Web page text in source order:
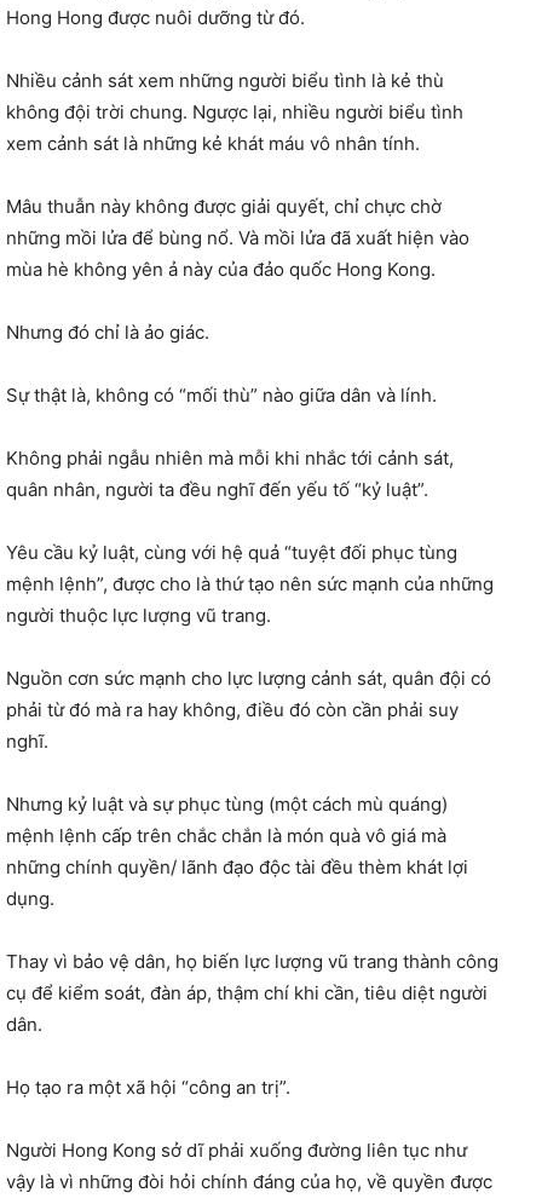
Hong Hong được nuôi dưỡng từ đó.
Nhiều cảnh sát xem những người biểu tình là kẻ thù
không đội trời chung. Ngược lại, nhiều người biểu tình
xem cảnh sát là những kẻ khát máu vô nhân tính.
Mâu thuẫn này không được giải quyết, chỉ chực chờ
những mồi lửa để bùng nổ. Và mồi lửa đã xuất hiện vào
mùa hè không yên ả này của đảo quốc Hong Kong.
Nhưng đó chỉ là ảo giác.
Sự thật là, không có “mối thù” nào giữa dân và lính.
Không phải ngẫu nhiên mà mỗi khi nhắc tới cảnh sát,
quân nhân, người ta đều nghĩ đến yếu tố “kỷ luật”.
Yêu cầu kỷ luật, cùng với hệ quả “tuyệt đối phục tùng
mệnh lệnh”, được cho là thứ tạo nên sức mạnh của những
người thuộc lực lượng vũ trang.
Nguồn cơn sức mạnh cho lực lượng cảnh sát, quân đội có
phải từ đó mà ra hay không, điều đó còn cần phải suy
nghĩ.
Nhưng kỷ luật và sự phục tùng (một cách mù quáng)
mệnh lệnh cấp trên chắc chắn là món quà vô giá mà
những chính quyền/ lãnh đạo độc tài đều thèm khát lợi
dụng.
Thay vì bảo vệ dân, họ biến lực lượng vũ trang thành công
cụ để kiểm soát, đàn áp, thậm chí khi cần, tiêu diệt người
dân.
Họ tạo ra một xã hội “công an trị”.
Người Hong Kong sở dĩ phải xuống đường liên tục như
vậy là vì những đòi hỏi chính đáng của họ, về quyền được